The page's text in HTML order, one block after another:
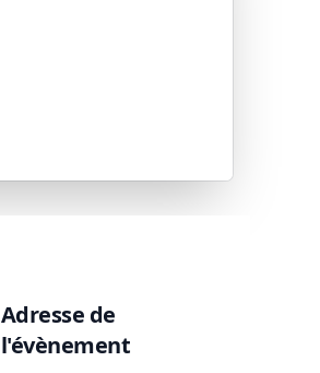
Adresse de
l'évènement